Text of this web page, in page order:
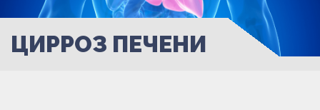
ЦИРРОЗ ПЕЧЕНИ